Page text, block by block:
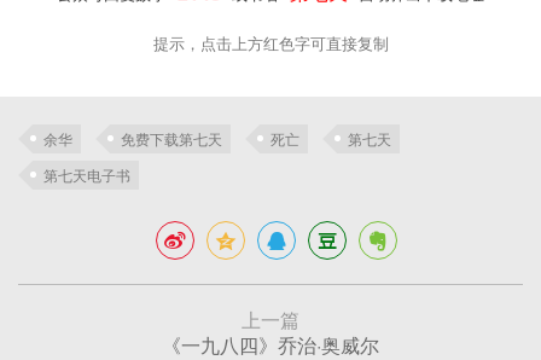
提示，点击上方红色字可直接复制
余华 免费下载第七天 死亡
第七天
第七天电子书
上一篇
《一九八四》乔治·奥威尔